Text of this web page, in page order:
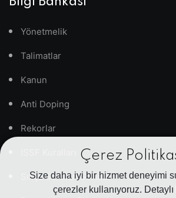
Çerez
Size daha iyi bir hizmet deneyimi
çerezler kullanıyoruz.
Yönetmelik
Talimatlar
Kanun
Anti Doping
Rekorlar
Sıkça Sorulan Sorular